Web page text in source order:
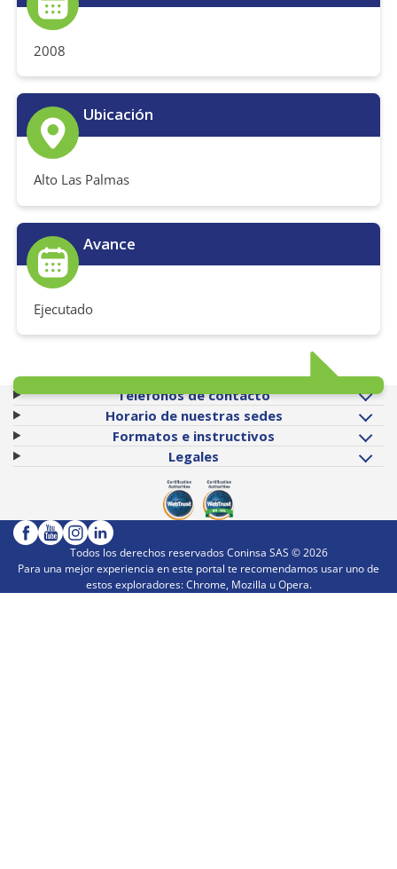
2008
Ubicación
Alto Las Palmas
Avance
Ejecutado
Teléfonos de contacto
Horario de nuestras sedes
Formatos e instructivos
Legales
Todos los derechos reservados Coninsa SAS ©2026
Para una mejor experiencia en este portal te recomendamos usar uno de
estos exploradores: Chrome, Mozilla u Opera.